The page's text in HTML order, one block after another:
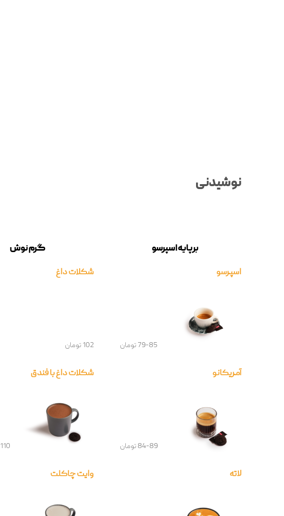
نوشیدنی
برپایه اسپرسو
اسپرسو
79-85 تومان
آمریکانو
84-89 تومان
لاته
گرم نوش
شکلات داغ
102 تومان
شکلات داغ با فندق
110 تومان
وایت چاکلت